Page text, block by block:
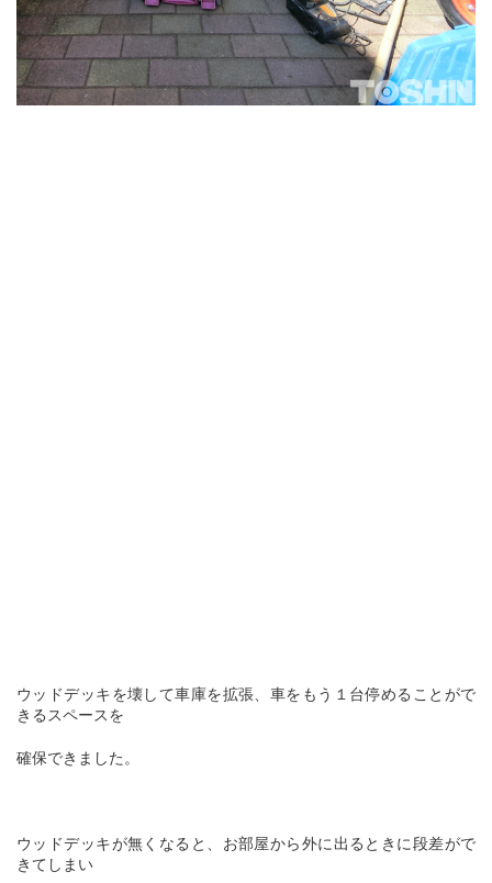
ウッドデッキを壊して車庫を拡張、車をもう１台停めることがで
きるスペースを
確保できました。
ウッドデッキが無くなると、お部屋から外に出るときに段差がで
きてしまい